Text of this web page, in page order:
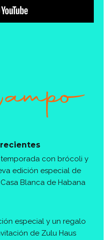
con brócoli y
edición especial de
Blanca de Habana
especial y un regalo
de Zulu Haus